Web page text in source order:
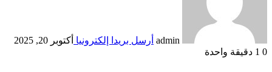
admin أرسل بريدا إلكترونيا أكتوبر 20, 2025
0
دقيقة واحدة